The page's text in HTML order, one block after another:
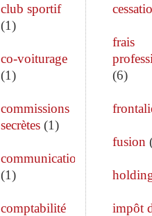
club sportif
(1)
co-voiturage
(1)
commissions
secrètes(1)
communication
(1)
comptabilité
frais
(6)
fusion
impôt